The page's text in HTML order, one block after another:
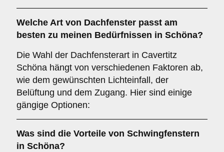
Welche Art von Dachfenster passt am
besten zu meinen Bedürfnissen in Schöna?
Die Wahl der Dachfensterart in Cavertitz
Schöna hängt von verschiedenen Faktoren ab,
wie dem gewünschten Lichteinfall, der
Belüftung und dem Zugang. Hier sind einige
gängige Optionen:
Was sind die Vorteile von Schwingfenstern
in Schöna?